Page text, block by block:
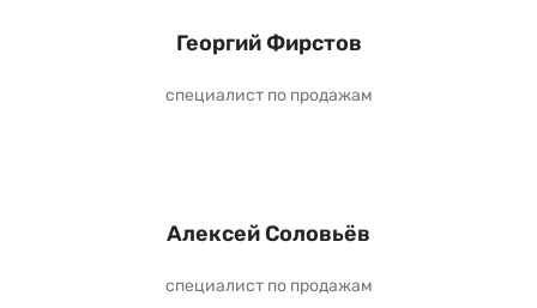
Георгий Фирстов
специалист по продажам
Алексей Соловьёв
специалист по продажам